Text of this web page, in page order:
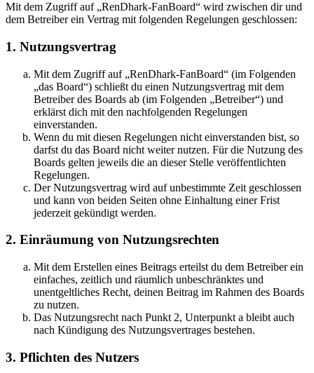
Mit dem Zugriff auf „RenDhark-FanBoard“ wird zwischen dir und
dem Betreiber ein Vertrag mit folgenden Regelungen geschlossen:
1. Nutzungsvertrag
Mit dem Zugriff auf „RenDhark-FanBoard“ (im Folgenden
„das Board“) schließt du einen Nutzungsvertrag mit dem
Betreiber des Boards ab (im Folgenden „Betreiber“) und
erklärst dich mit den nachfolgenden Regelungen
einverstanden.
Wenn du mit diesen Regelungen nicht einverstanden bist, so
darfst du das Board nicht weiter nutzen. Für die Nutzung des
Boards gelten jeweils die an dieser Stelle veröffentlichten
Regelungen.
Der Nutzungsvertrag wird auf unbestimmte Zeit geschlossen
und kann von beiden Seiten ohne Einhaltung einer Frist
jederzeit gekündigt werden.
2. Einräumung von Nutzungsrechten
Mit dem Erstellen eines Beitrags erteilst du dem Betreiber ein
einfaches, zeitlich und räumlich unbeschränktes und
unentgeltliches Recht, deinen Beitrag im Rahmen des Boards
zu nutzen.
Das Nutzungsrecht nach Punkt 2, Unterpunkt a bleibt auch
nach Kündigung des Nutzungsvertrages bestehen.
3. Pflichten des Nutzers